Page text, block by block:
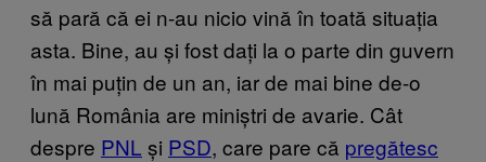
să pară că ei n-au nicio vină în toată situația
asta. Bine, au și fost dați la o parte din guvern
în mai puțin de un an, iar de mai bine de-o
lună România are miniștri de avarie. Cât
despre PNL și PSD, care pare că pregătesc